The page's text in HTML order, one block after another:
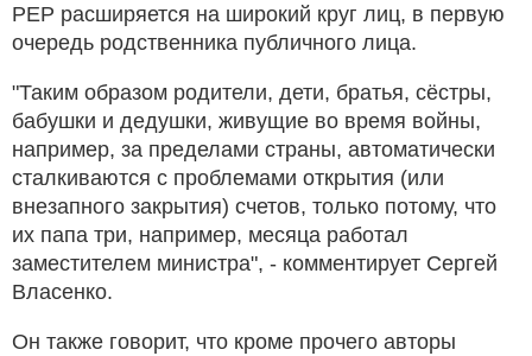
PEP расширяется на широкий круг лиц, в первую
очередь родственника публичного лица.
"Таким образом родители, дети, братья, сёстры,
бабушки и дедушки, живущие во время войны,
например, за пределами страны, автоматически
сталкиваются с проблемами открытия (или
внезапного закрытия) счетов, только потому, что
их папа три, например, месяца работал
заместителем министра", - комментирует Сергей
Власенко.
Он также говорит, что кроме прочего авторы